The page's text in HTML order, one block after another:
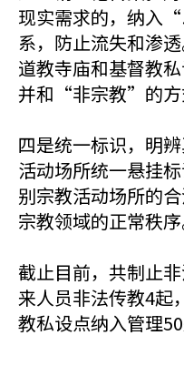
现实需求的，纳入
系，防止流失和渗
道教寺庙和基督教
并和“非宗教”的方
四是统一标识，明
活动场所统一悬挂
别宗教活动场所的
宗教领域的正常秩序
截止目前，共制止
来人员非法传教4起
教私设点纳入管理50